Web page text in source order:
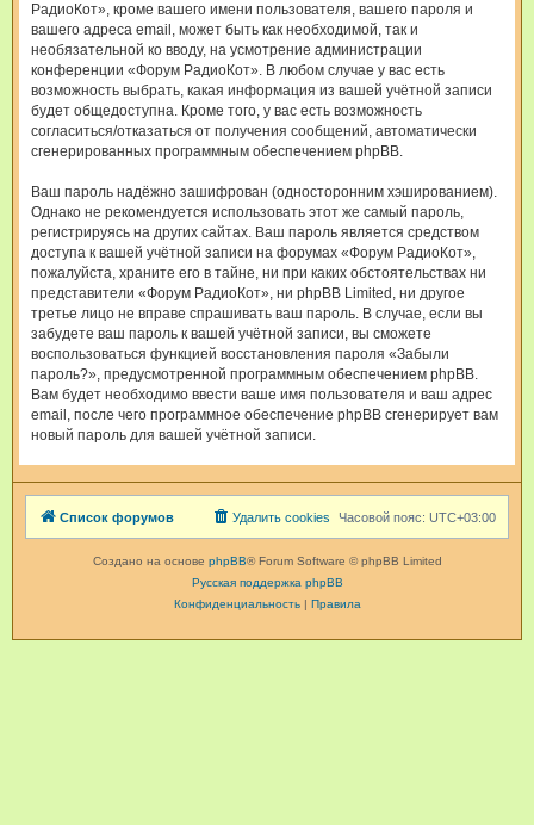
РадиоКот», кроме вашего имени пользователя, вашего пароля и
вашего адреса email, может быть как необходимой, так и
необязательной ко вводу, на усмотрение администрации
конференции «Форум РадиоКот». В любом случае у вас есть
возможность выбрать, какая информация из вашей учётной записи
будет общедоступна. Кроме того, у вас есть возможность
согласиться/отказаться от получения сообщений, автоматически
сгенерированных программным обеспечением phpBB.
Ваш пароль надёжно зашифрован (односторонним хэшированием).
Однако не рекомендуется использовать этот же самый пароль,
регистрируясь на других сайтах. Ваш пароль является средством
доступа к вашей учётной записи на форумах «Форум РадиоКот»,
пожалуйста, храните его в тайне, ни при каких обстоятельствах ни
представители «Форум РадиоКот», ни phpBB Limited, ни другое
третье лицо не вправе спрашивать ваш пароль. В случае, если вы
забудете ваш пароль к вашей учётной записи, вы сможете
воспользоваться функцией восстановления пароля «Забыли
пароль?», предусмотренной программным обеспечением phpBB.
Вам будет необходимо ввести ваше имя пользователя и ваш адрес
email, после чего программное обеспечение phpBB сгенерирует вам
новый пароль для вашей учётной записи.
Список форумов Часовой пояс: UTC+03:00
Удалить cookies
Создано на основе phpBB® Forum Software © phpBB Limited
Русская поддержка phpBB
Конфиденциальность| Правила